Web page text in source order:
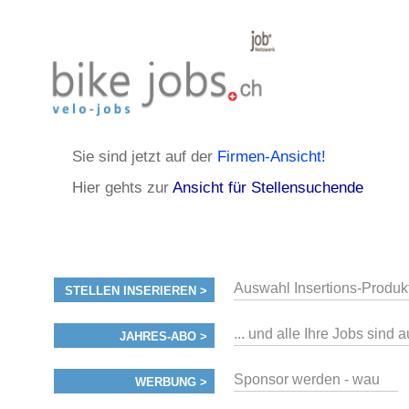
Sie sind jetzt auf der Firmen-Ansicht!
Hier gehts zur Ansicht für Stellensuchende
STELLEN INSERIEREN > Auswahl Insertions-
JAHRES-ABO > ... und alle Ihre Jobs sind
WERBUNG > Sponsor werden - wau